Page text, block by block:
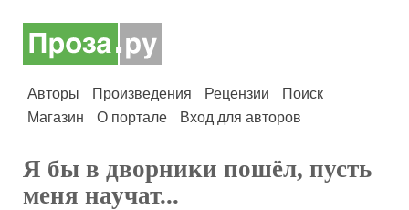
Авторы Произведения Рецензии
Поиск
Магазин
О портале Вход для авторов
Я бы в дворники пошёл, пусть
меня научат...